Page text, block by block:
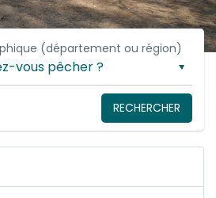
(département ou région)
RECHERCHER